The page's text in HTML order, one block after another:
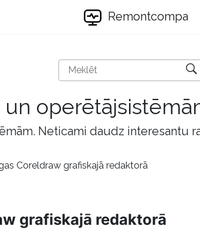
Remontcompa
Neticami daudz interesantu
Coreldraw grafiskajā redaktorā
grafiskajā redaktorā